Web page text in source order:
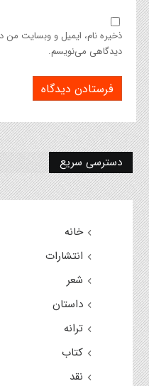
ذخیره نام، ایمیل و وبسایت من
دیدگاهی می‌نویسم.
دسترسی سریع
خانه
انتشارات
شعر
داستان
ترانه
کتاب
نقد